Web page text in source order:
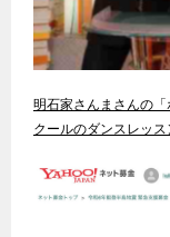
明石家さんまさんの
クールのダンスレッス